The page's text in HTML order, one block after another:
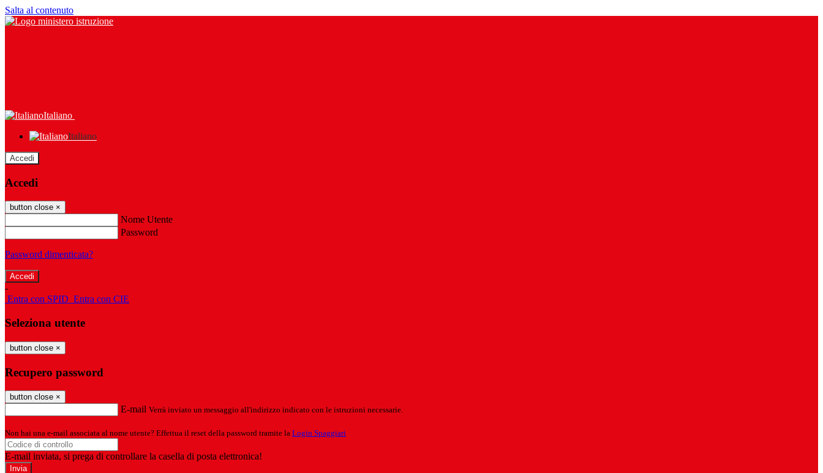
Salta al contenuto
Italiano
Italiano
Accedi
Accedi
button close ×
Nome Utente
Password
Password dimenticata?
-
Entra con SPID Entra con CIE
Seleziona utente
button close ×
Recupero password
button close ×
E-mail Verrà inviato un messaggio all'indirizzo indicato con le istruzioni necessarie.
Non hai una e-mail associata al nome utente? Effettua il reset della password tramite la Login Spaggiari
E-mail inviata, si prega di controllare la casella di posta elettronica!